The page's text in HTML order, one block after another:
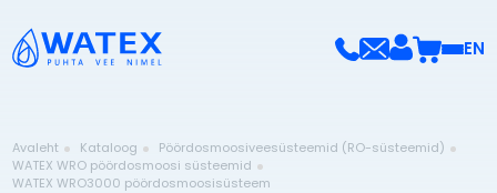
EN
Avaleht Kataloog
Pöördosmoosiveesüsteemid (RO-süsteemid)
WATEX WRO pöördosmoosi süsteemid
WATEX WRO3000 pöördosmoosisüsteem